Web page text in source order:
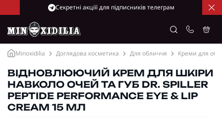
Cекретні акціїї для підписників телеграм
Minoxidilia Доглядова косметика Для обличчя Креми для
ВІДНОВЛЮЮЧИЙ КРЕМ ДЛЯ ШКІРИ
НАВКОЛО ОЧЕЙ ТА ГУБ DR. SPILLER
PEPTIDE PERFORMANCE EYE & LIP
CREAM 15 МЛ